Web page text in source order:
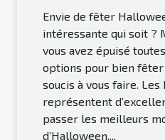
Envie de fêter
intéressante qui soit ?
vous avez épuisé
options pour bien fêter
soucis à vous faire.
représentent
passer les meilleurs
d’Halloween....